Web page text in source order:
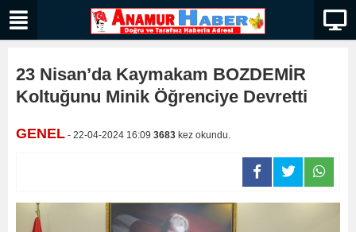
23 Nisan’da Kaymakam BOZDEMİR
Koltuğunu Minik Öğrenciye Devretti
GENEL - 22-04-2024 16:09 3683 kez okundu.